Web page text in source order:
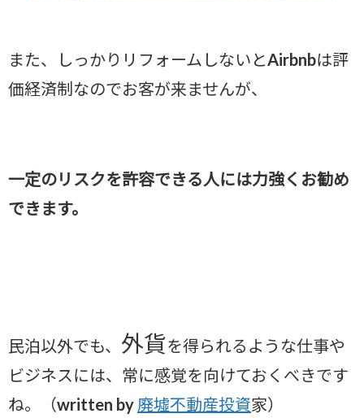
また、しっかりリフォームしないとAirbnbは評
価経済制なのでお客が来ませんが、
一定のリスクを許容できる人には力強くお勧め
できます。
民泊以外でも、 外貨を得られるような仕事や
ビジネスには、常に感覚を向けておくべきです
ね。（written by 廃墟不動産投資家）